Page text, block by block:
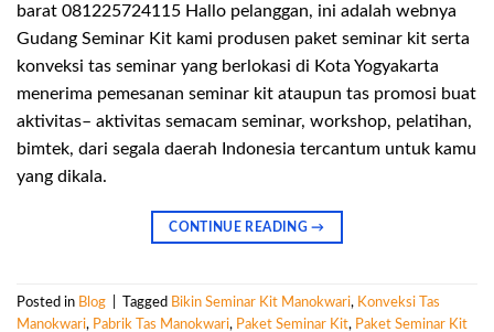
barat 081225724115 Hallo pelanggan, ini adalah webnya
Gudang Seminar Kit kami produsen paket seminar kit serta
konveksi tas seminar yang berlokasi di Kota Yogyakarta
menerima pemesanan seminar kit ataupun tas promosi buat
aktivitas– aktivitas semacam seminar, workshop, pelatihan,
bimtek, dari segala daerah Indonesia tercantum untuk kamu
yang dikala.
CONTINUE READING→
Posted in Blog Tagged Bikin Seminar Kit Manokwari, Konveksi Tas
Manokwari, Pabrik Tas Manokwari, Paket Seminar Kit, Paket Seminar Kit